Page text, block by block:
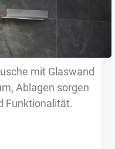
mit Glaswand
Ablagen sorgen
Funktionalität.